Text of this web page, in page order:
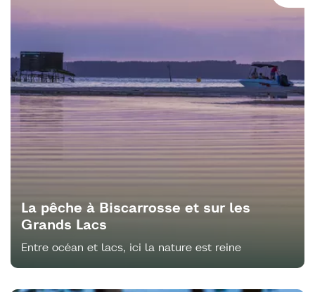
La pêche à Biscarrosse et sur les
Grands Lacs
Entre océan et lacs, ici la nature est reine